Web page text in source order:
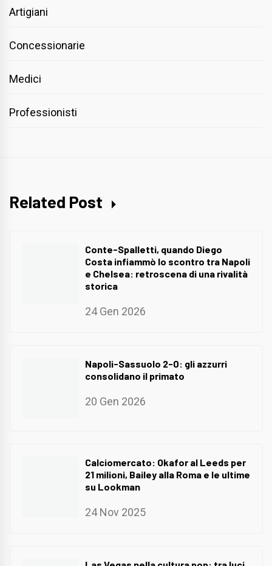
Artigiani
Concessionarie
Medici
Professionisti
Related Post
Conte-Spalletti, quando Diego
Costa infiammò lo scontro tra Napoli
e Chelsea: retroscena di una rivalità
storica
24 Gen 2026
Napoli-Sassuolo 2-0: gli azzurri
consolidano il primato
20 Gen 2026
Calciomercato: Okafor al Leeds per
21 milioni, Bailey alla Roma e le ultime
su Lookman
24 Nov 2025